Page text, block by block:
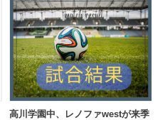
高川学園中、レノファwestが来季